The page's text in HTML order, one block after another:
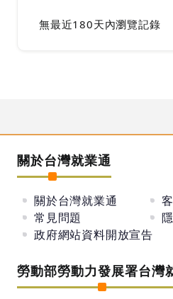
無最近180天內瀏覽記錄
關於台灣就業通
關於台灣就業通
常見問題
政府網站資料開放宣告
勞動部勞動力發展署台灣